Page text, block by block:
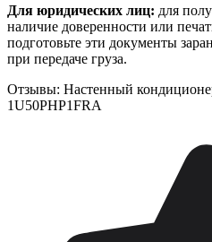
Для юридических лиц: для
наличие доверенности или
подготовьте эти документы
при передаче груза.
Отзывы: Настенный
1U50PHP1FRA